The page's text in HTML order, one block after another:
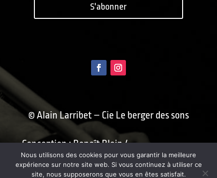
S'abonner
© Alain Larribet – Cie Le berger des sons
Conception : Benoît Blein /
fusainblanc.com
Nous utilisons des cookies pour vous garantir la meilleure
expérience sur notre site web. Si vous continuez à utiliser ce
site, nous supposerons que vous en êtes satisfait.